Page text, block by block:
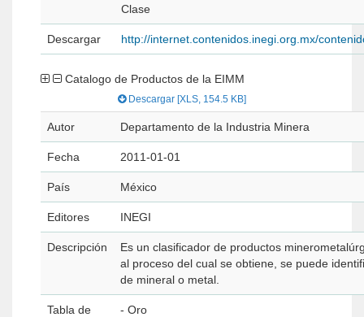
Clase
Descargar http://internet.contenidos.inegi.org.mx/
Catalogo de Productos de la EIMM
Descargar [XLS, 154.5 KB]
Autor Departamento de la Industria Minera
Fecha 2011-01-01
País México
Editores INEGI
Descripción
Es un clasificador de productos
al proceso del cual se obtiene, se puede
de mineral o metal.
Tabla de
- Oro